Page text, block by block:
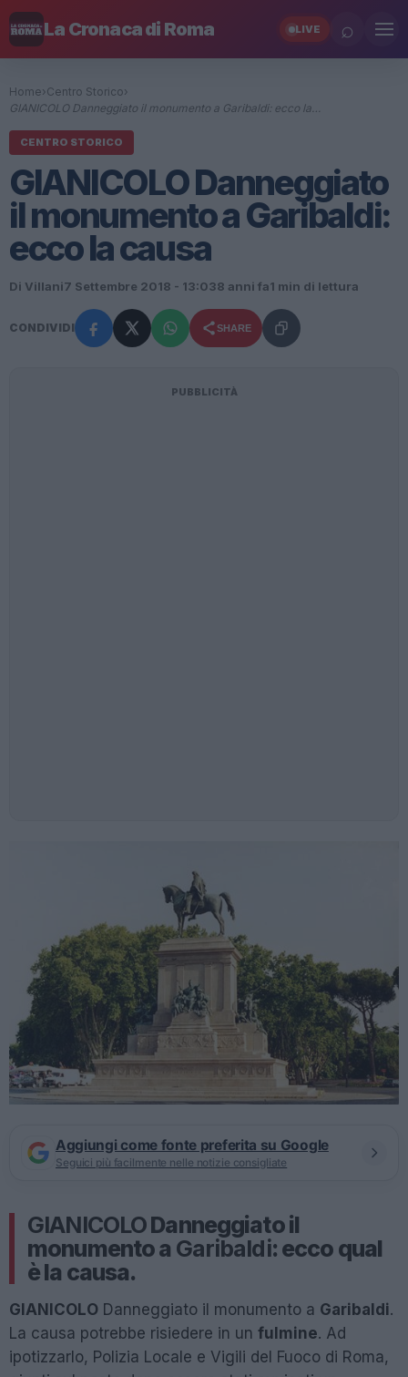
La Cronaca di Roma LIVE ⌕
Home› Centro Storico›
GIANICOLO Danneggiato il monumento a Garibaldi: ecco la…
CENTRO STORICO
GIANICOLO Danneggiato
il monumento a Garibaldi:
ecco la causa
Di Villani7 Settembre 2018 - 13:038 anni fa1 min di lettura
CONDIVIDI SHARE
PUBBLICITÀ
Aggiungi come fonte preferita su Google
Seguici più facilmente nelle notizie consigliate
GIANICOLODanneggiato il
monumento a Garibaldi: ecco qual
è la causa.
GIANICOLO Danneggiato il monumento a Garibaldi.
La causa potrebbe risiedere in un fulmine. Ad
ipotizzarlo, Polizia Locale e Vigili del Fuoco di Roma,